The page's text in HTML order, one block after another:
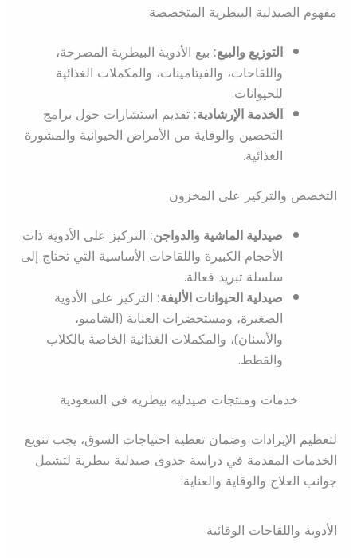
مفهوم الصيدلية البيطرية المتخصصة
التوزيع والبيع:بيع الأدوية البيطرية المصرحة،
واللقاحات، والفيتامينات، والمكملات الغذائية
للحيوانات.
الخدمة الإرشادية:تقديم استشارات حول برامج
التحصين والوقاية من الأمراض الحيوانية والمشورة
الغذائية.
التخصص والتركيز على المخزون
صيدلية الماشية والدواجن:التركيز على الأدوية ذات
الأحجام الكبيرة واللقاحات الأساسية التي تحتاج إلى
سلسلة تبريد فعالة.
صيدلية الحيوانات الأليفة:التركيز على الأدوية
الصغيرة، ومستحضرات العناية (الشامبو،
والأسنان)، والمكملات الغذائية الخاصة بالكلاب
والقطط.
خدمات ومنتجات صيدليه بيطريه في السعودية
لتعظيم الإيرادات وضمان تغطية احتياجات السوق، يجب تنويع
الخدمات المقدمة في دراسة جدوى صيدلية بيطرية لتشمل
جوانب العلاج والوقاية والعناية:
الأدوية واللقاحات الوقائية